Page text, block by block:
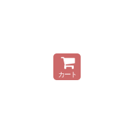
カート